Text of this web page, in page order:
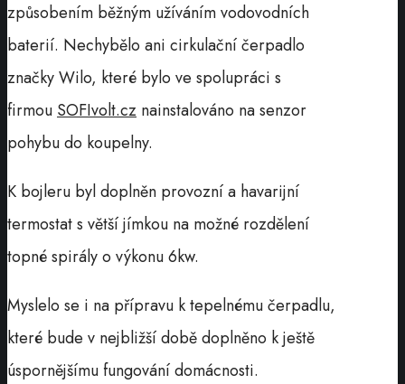
způsobením běžným užíváním vodovodních
baterií. Nechybělo ani cirkulační čerpadlo
značky Wilo, které bylo ve spolupráci s
firmouSOFIvolt.cz nainstalováno na senzor
pohybu do koupelny.
K bojleru byl doplněn provozní a havarijní
termostat s větší jímkou na možné rozdělení
topné spirály o výkonu 6kw.
Myslelo se i na přípravu k tepelnému čerpadlu,
které bude v nejbližší době doplněno k ještě
úspornějšímu fungování domácnosti.